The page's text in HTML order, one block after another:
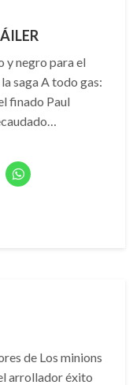
y negro para el
saga A todo gas:
finado Paul
de Los minions
arrollador éxito